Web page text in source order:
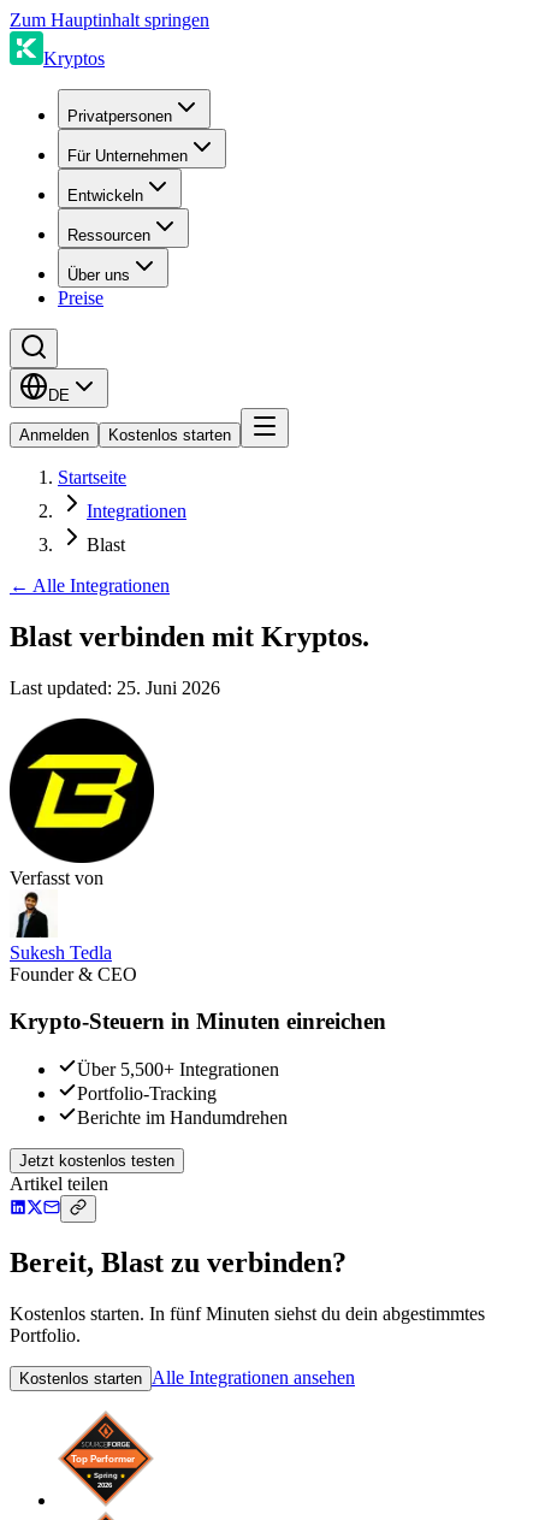
Zum Hauptinhalt springen
Kryptos
Privatpersonen
Für Unternehmen
Entwickeln
Ressourcen
Über uns
Preise
DE
Anmelden Kostenlos starten
Startseite
Integrationen
Blast
← Alle Integrationen
Blast verbinden mit Kryptos.
Last updated: 25. Juni 2026
Verfasst von
Sukesh Tedla
Founder & CEO
Krypto-Steuern in Minuten einreichen
Über 5,500+ Integrationen
Portfolio-Tracking
Berichte im Handumdrehen
Jetzt kostenlos testen
Artikel teilen
Bereit, Blast zu verbinden?
Kostenlos starten. In fünf Minuten siehst du dein abgestimmtes
Portfolio.
Kostenlos starten Alle Integrationen ansehen